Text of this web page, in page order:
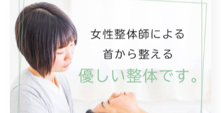
しょう。疑問や不安がある場合は、施術前にしっかりと
相談することが大切です。
整体手技と鍼治療の違いとその特徴を解説
整体手技と鍼治療は、どちらもストレートネックの改善
に用いられる代表的な方法ですが、そのアプローチや特
徴には違いがあります。整体手技は主に骨格や筋肉のバ